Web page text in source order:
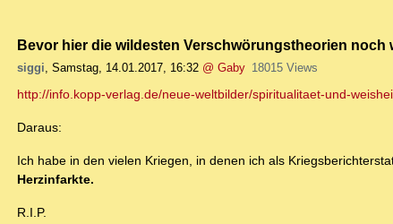
Bevor hier die wildesten Verschwörungstheorien noch
siggi, Samstag, 14.01.2017, 16:32 @ Gaby 18015 Views
http://info.kopp-verlag.de/neue-weltbilder/spiritualitaet-und-
Daraus:
Ich habe in den vielen Kriegen, in denen ich als
Herzinfarkte.
R.I.P.